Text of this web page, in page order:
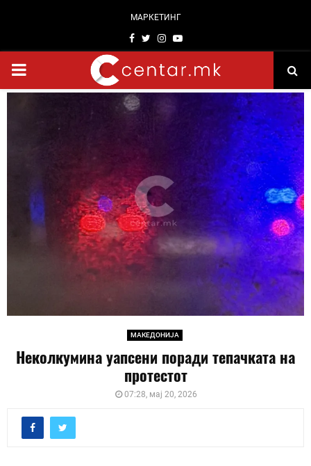
МАРКЕТИНГ
Facebook
TwitterInstagram
Youtube
PRIMARY
МАКЕДОНИЈА
Неколкумина уапсени поради тепачката на
протестот
07:28, мај 20, 2026